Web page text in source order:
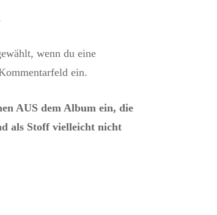
wenn du eine
ein.
AUS dem Album ein, die
als Stoff vielleicht nicht